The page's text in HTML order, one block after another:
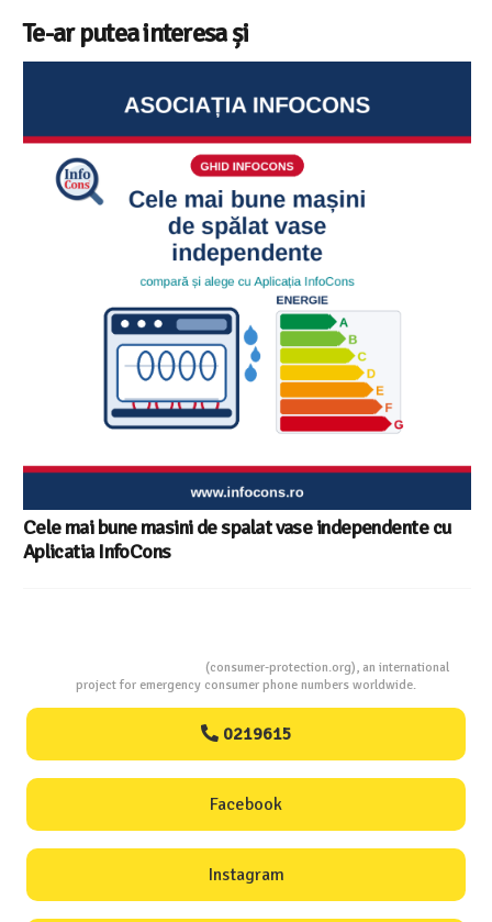
Te-ar putea interesa și
Ghid InfoCons – Cum sa alegi masina de spalat vase
(consumer-protection.org), an international
project for emergency consumer phone numbers worldwide.
0219615
Facebook
Instagram